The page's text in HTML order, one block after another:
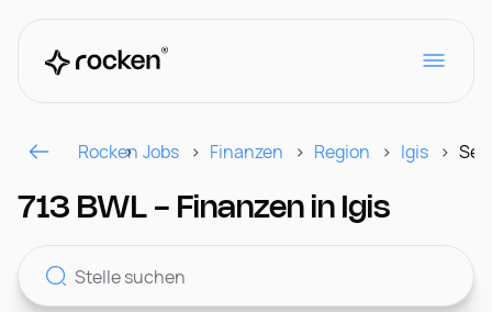
Für Arbeitgeber
Rocken Jobs Finanzen Region Igis
713 BWL - Finanzen in Igis